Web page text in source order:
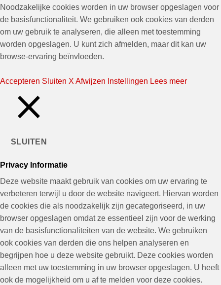
Noodzakelijke cookies worden in uw browser opgeslagen voor
de basisfunctionaliteit. We gebruiken ook cookies van derden
om uw gebruik te analyseren, die alleen met toestemming
worden opgeslagen. U kunt zich afmelden, maar dit kan uw
browse-ervaring beïnvloeden.
Accepteren Sluiten X Afwijzen Instellingen Lees meer
SLUITEN
Privacy Informatie
Deze website maakt gebruik van cookies om uw ervaring te
verbeteren terwijl u door de website navigeert. Hiervan worden
de cookies die als noodzakelijk zijn gecategoriseerd, in uw
browser opgeslagen omdat ze essentieel zijn voor de werking
van de basisfunctionaliteiten van de website. We gebruiken
ook cookies van derden die ons helpen analyseren en
begrijpen hoe u deze website gebruikt. Deze cookies worden
alleen met uw toestemming in uw browser opgeslagen. U heeft
ook de mogelijkheid om u af te melden voor deze cookies.